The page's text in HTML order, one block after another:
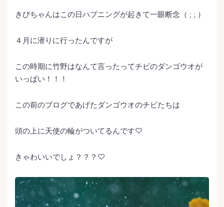
きびちゃんはこの日ハプニングが起きて一眼断念（ ; ; ）
４月に潜りに行ったんですが
この時期に竹野はなんて言ったってチビのダンゴウオが
いっぱい！！！
この前のブログであげたダンゴウオのチビたちは
頭の上に天使の輪がついてるんです♡
きゃわいいでしょ？？？♡